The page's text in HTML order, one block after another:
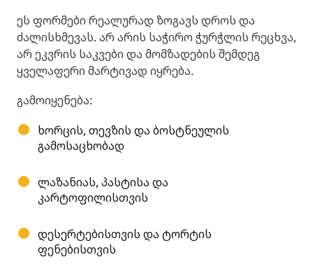
ეს ფორმები რეალურად ზოგავს დროს და
ძალისხმევას. არ არის საჭირო ჭურჭლის რეცხვა,
არ ეკვრის საკვები და მომზადების შემდეგ
ყველაფერი მარტივად იყრება.
გამოიყენება:
ხორცის, თევზის და ბოსტნეულის
გამოსაცხობად
ლაზანიას, პასტისა და
კარტოფილისთვის
დესერტებისთვის და ტორტის
ფენებისთვის